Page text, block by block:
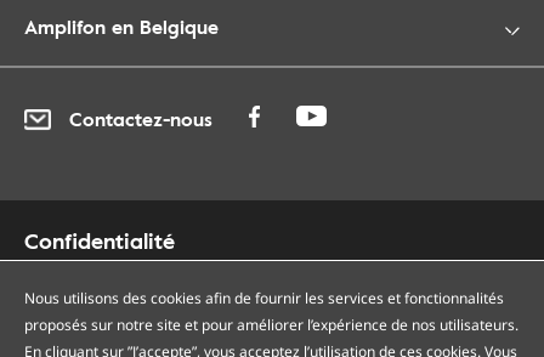
Amplifon en Belgique
Contactez-nous
Confidentialité
Cookies
Accessibilité
Plan du site
Nous utilisons des cookies afin de fournir les services et fonctionnalités
proposés sur notre site et pour améliorer l’expérience de nos utilisateurs.
En cliquant sur ”J’accepte”, vous acceptez l’utilisation de ces cookies. Vous